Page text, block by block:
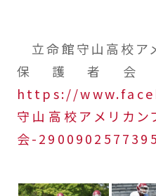
立命館守山高校ア
保護者会
https://
守山高校アメリカン
会-